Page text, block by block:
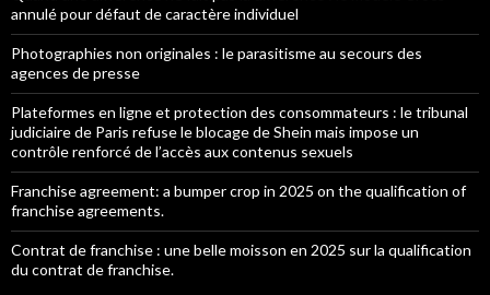
annulé pour défaut de caractère individuel
Photographies non originales : le parasitisme au secours des
agences de presse
Plateformes en ligne et protection des consommateurs : le tribunal
judiciaire de Paris refuse le blocage de Shein mais impose un
contrôle renforcé de l’accès aux contenus sexuels
Franchise agreement: a bumper crop in 2025 on the qualification of
franchise agreements.
Contrat de franchise : une belle moisson en 2025 sur la qualification
du contrat de franchise.